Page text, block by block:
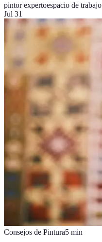
pintor expertoespacio de trabajo
Jul 31
Consejos de Pintura5 min